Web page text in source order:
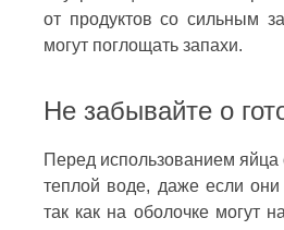
от продуктов со сильным
могут поглощать запахи.
Не забывайте о
Перед использованием яйца
теплой воде, даже если
так как на оболочке могут